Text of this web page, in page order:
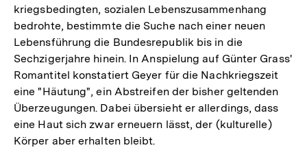
kriegsbedingten, sozialen Lebenszusammenhang
bedrohte, bestimmte die Suche nach einer neuen
Lebensführung die Bundesrepublik bis in die
Sechzigerjahre hinein. In Anspielung auf Günter Grass'
Romantitel konstatiert Geyer für die Nachkriegszeit
eine "Häutung", ein Abstreifen der bisher geltenden
Überzeugungen. Dabei übersieht er allerdings, dass
eine Haut sich zwar erneuern lässt, der (kulturelle)
Körper aber erhalten bleibt.